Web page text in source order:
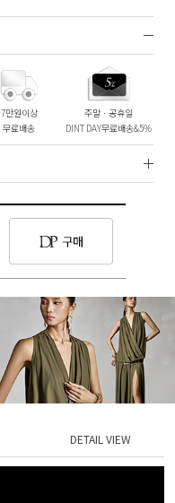
7만원이상
무료배송
주말ㆍ공휴일
DINT DAY무료배송&5%
DETAIL VIEW